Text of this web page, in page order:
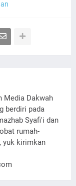
Media Dakwah
berdiri pada
Syafi'i dan
rumah-
yuk kirimkan